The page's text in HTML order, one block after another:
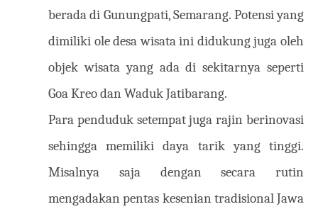
berada di Gunungpati, Semarang. Potensi yang
dimiliki ole desa wisata ini didukung juga oleh
objek wisata yang ada di sekitarnya seperti
Goa Kreo dan Waduk Jatibarang.
Para penduduk setempat juga rajin berinovasi
sehingga memiliki daya tarik yang tinggi.
Misalnya saja dengan secara rutin
mengadakan pentas kesenian tradisional Jawa